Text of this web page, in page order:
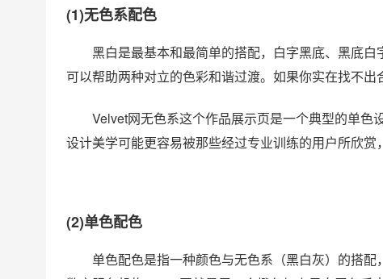
(1)无色系配色
黑白是最基本和最简单的搭配，白字黑底、黑底
可以帮助两种对立的色彩和谐过渡。如果你实在找不
Velvet网无色系这个作品展示页是一个典型的单
设计美学可能更容易被那些经过专业训练的用户所欣赏
(2)单色配色
单色配色是指一种颜色与无色系（黑白灰）的搭